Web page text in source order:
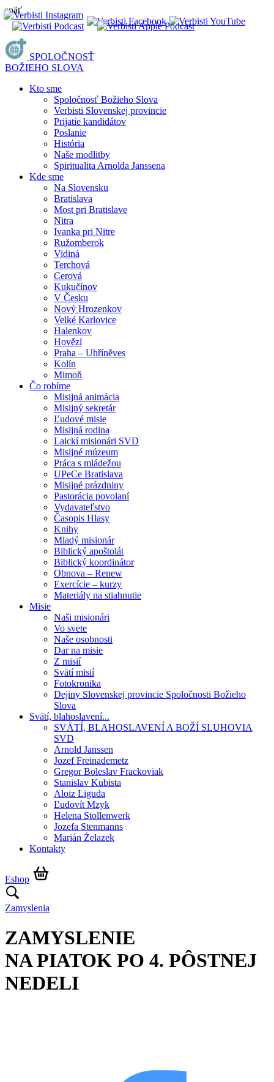
späť
SPOLOČNOSŤ
BOŽIEHO SLOVA
Kto sme
Spoločnosť Božieho Slova
Verbisti Slovenskej provincie
Prijatie kandidátov
Poslanie
História
Naše modlitby
Spiritualita Arnolda Janssena
Kde sme
Na Slovensku
Bratislava
Most pri Bratislave
Nitra
Ivanka pri Nitre
Ružomberok
Vidiná
Terchová
Cerová
Kukučínov
V Česku
Nový Hrozenkov
Velké Karlovice
Halenkov
Hovězí
Praha – Uhříněves
Kolín
Mimoň
Čo robíme
Misijná animácia
Misijný sekretár
Ľudové misie
Misijná rodina
Laickí misionári SVD
Misijné múzeum
Práca s mládežou
UPeCe Bratislava
Misijné prázdniny
Pastorácia povolaní
Vydavateľstvo
Časopis Hlasy
Knihy
Mladý misionár
Biblický apoštolát
Biblický koordinátor
Obnova – Renew
Exercície – kurzy
Materiály na stiahnutie
Misie
Naši misionári
Vo svete
Naše osobnosti
Dar na misie
Z misií
Svätí misií
Fotokronika
Dejiny Slovenskej provincie Spoločnosti Božieho
Slova
Svätí, blahoslavení...
SVÄTÍ, BLAHOSLAVENÍ A BOŽÍ SLUHOVIA
SVD
Arnold Janssen
Jozef Freinademetz
Gregor Boleslav Frackoviak
Stanislav Kubista
Aloiz Liguda
Ľudovít Mzyk
Helena Stollenwerk
Jozefa Stenmanns
Marián Żelazek
Kontakty
Eshop
Zamyslenia
ZAMYSLENIE
NA PIATOK PO 4. PÔSTNEJ
NEDELI